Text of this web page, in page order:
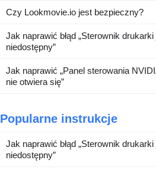
Czy Lookmovie.io jest bezpieczny?
Jak naprawić błąd „Sterownik drukarki
niedostępny”
Jak naprawić „Panel sterowania
nie otwiera się”
Popularne instrukcje
Jak naprawić błąd „Sterownik drukarki
niedostępny”